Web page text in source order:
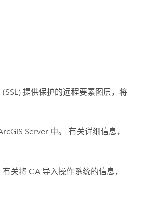
提供保护的远程要素图层，将
Server中。 有关详细信息，
关将 CA 导入操作系统的信息，